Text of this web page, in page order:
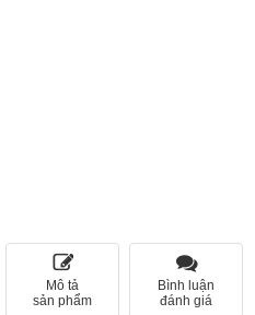
Mô tả
sản phẩm
Bình luận
đánh giá